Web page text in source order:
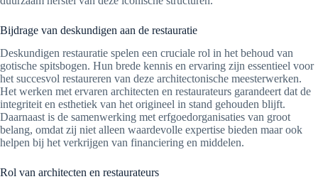
Bijdrage van deskundigen aan de restauratie
Deskundigen restauratie spelen een cruciale rol in het behoud van
gotische spitsbogen. Hun brede kennis en ervaring zijn essentieel voor
het succesvol restaureren van deze architectonische meesterwerken.
Het werken met ervaren architecten en restaurateurs garandeert dat de
integriteit en esthetiek van het origineel in stand gehouden blijft.
Daarnaast is de samenwerking met erfgoedorganisaties van groot
belang, omdat zij niet alleen waardevolle expertise bieden maar ook
helpen bij het verkrijgen van financiering en middelen.
Rol van architecten en restaurateurs